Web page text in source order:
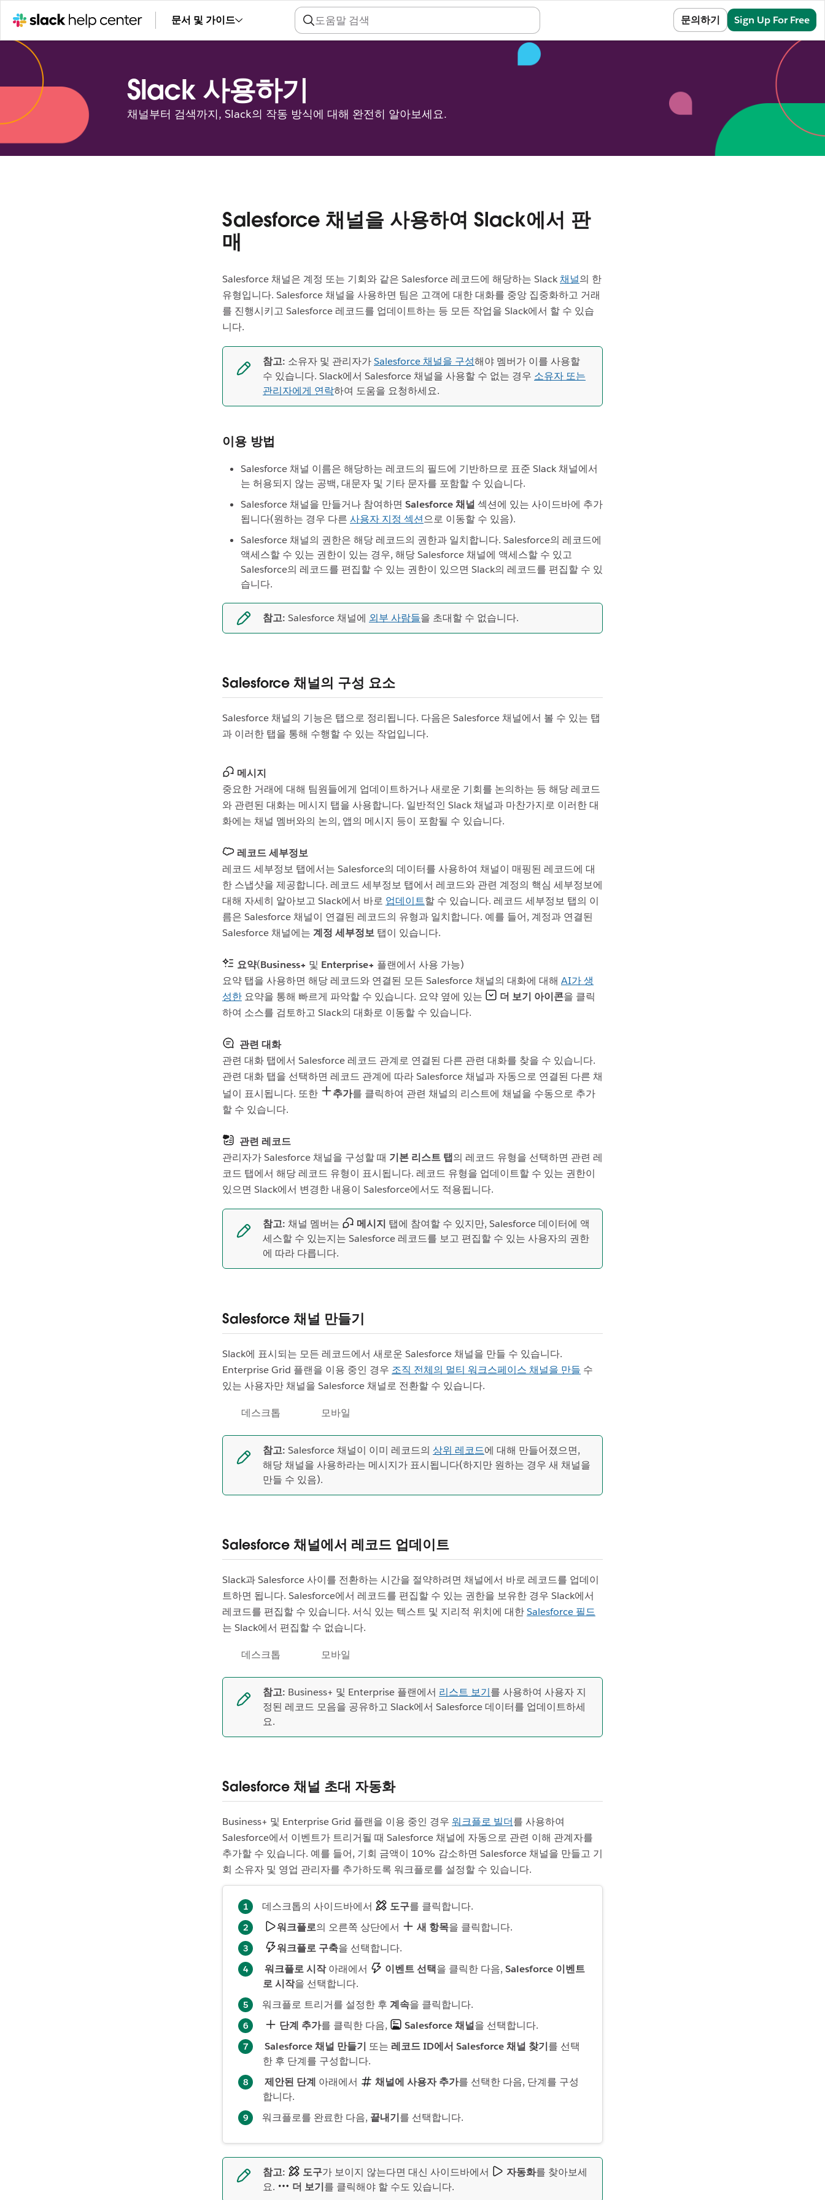
문서 및 가이드 문의하기 Sign Up For Free
Slack 사용하기
채널부터 검색까지, Slack의 작동 방식에 대해 완전히 알아보세요.
Salesforce 채널을 사용하여 Slack에서 판
매
Salesforce 채널은 계정 또는 기회와 같은 Salesforce 레코드에 해당하는 Slack채널의 한
유형입니다. Salesforce 채널을 사용하면 팀은 고객에 대한 대화를 중앙 집중화하고 거래
를 진행시키고 Salesforce 레코드를 업데이트하는 등 모든 작업을 Slack에서 할 수 있습
니다.
참고: 소유자 및 관리자가Salesforce 채널을 구성해야 멤버가 이를 사용할
수 있습니다. Slack에서 Salesforce 채널을 사용할 수 없는 경우 소유자 또는
관리자에게 연락하여 도움을 요청하세요.
이용 방법
Salesforce 채널 이름은 해당하는 레코드의 필드에 기반하므로 표준 Slack 채널에서
는 허용되지 않는 공백, 대문자 및 기타 문자를 포함할 수 있습니다.
Salesforce 채널을 만들거나 참여하면 Salesforce 채널 섹션에 있는 사이드바에 추가
됩니다(원하는 경우 다른 사용자 지정 섹션으로 이동할 수 있음).
Salesforce 채널의 권한은 해당 레코드의 권한과 일치합니다. Salesforce의 레코드에
액세스할 수 있는 권한이 있는 경우, 해당 Salesforce 채널에 액세스할 수 있고
Salesforce의 레코드를 편집할 수 있는 권한이 있으면 Slack의 레코드를 편집할 수 있
습니다.
참고: Salesforce 채널에 외부 사람들을 초대할 수 없습니다.
Salesforce 채널의 구성 요소
Salesforce 채널의 기능은 탭으로 정리됩니다. 다음은 Salesforce 채널에서 볼 수 있는 탭
과 이러한 탭을 통해 수행할 수 있는 작업입니다.
메시지
중요한 거래에 대해 팀원들에게 업데이트하거나 새로운 기회를 논의하는 등 해당 레코드
와 관련된 대화는 메시지 탭을 사용합니다. 일반적인 Slack 채널과 마찬가지로 이러한 대
화에는 채널 멤버와의 논의, 앱의 메시지 등이 포함될 수 있습니다.
레코드 세부정보
레코드 세부정보 탭에서는 Salesforce의 데이터를 사용하여 채널이 매핑된 레코드에 대
한 스냅샷을 제공합니다. 레코드 세부정보 탭에서 레코드와 관련 계정의 핵심 세부정보에
대해 자세히 알아보고 Slack에서 바로 업데이트할 수 있습니다. 레코드 세부정보 탭의 이
름은 Salesforce 채널이 연결된 레코드의 유형과 일치합니다. 예를 들어, 계정과 연결된
Salesforce 채널에는 계정 세부정보 탭이 있습니다.
요약(Business+ 및 Enterprise+ 플랜에서 사용 가능)
요약 탭을 사용하면 해당 레코드와 연결된 모든 Salesforce 채널의 대화에 대해 AI가 생
성한 요약을 통해 빠르게 파악할 수 있습니다. 요약 옆에 있는 더 보기 아이콘을 클릭
하여 소스를 검토하고 Slack의 대화로 이동할 수 있습니다.
관련 대화
관련 대화 탭에서 Salesforce 레코드 관계로 연결된 다른 관련 대화를 찾을 수 있습니다.
관련 대화 탭을 선택하면 레코드 관계에 따라 Salesforce 채널과 자동으로 연결된 다른 채
널이 표시됩니다. 또한
추가를 클릭하여 관련 채널의 리스트에 채널을 수동으로 추가
할 수 있습니다.
관련 레코드
관리자가 Salesforce 채널을 구성할 때 기본 리스트 탭의 레코드 유형을 선택하면 관련 레
코드 탭에서 해당 레코드 유형이 표시됩니다. 레코드 유형을 업데이트할 수 있는 권한이
있으면 Slack에서 변경한 내용이 Salesforce에서도 적용됩니다.
참고: 채널 멤버는 메시지 탭에 참여할 수 있지만, Salesforce 데이터에 액
세스할 수 있는지는 Salesforce 레코드를 보고 편집할 수 있는 사용자의 권한
에 따라 다릅니다.
Salesforce 채널 만들기
Slack에 표시되는 모든 레코드에서 새로운 Salesforce 채널을 만들 수 있습니다.
Enterprise Grid 플랜을 이용 중인 경우 조직 전체의 멀티 워크스페이스 채널을 만들 수
있는 사용자만 채널을 Salesforce 채널로 전환할 수 있습니다.
데스크톱 모바일
참고: Salesforce 채널이 이미 레코드의 상위 레코드에 대해 만들어졌으면,
해당 채널을 사용하라는 메시지가 표시됩니다(하지만 원하는 경우 새 채널을
만들 수 있음).
Salesforce 채널에서 레코드 업데이트
Slack과 Salesforce 사이를 전환하는 시간을 절약하려면 채널에서 바로 레코드를 업데이
트하면 됩니다. Salesforce에서 레코드를 편집할 수 있는 권한을 보유한 경우 Slack에서
레코드를 편집할 수 있습니다. 서식 있는 텍스트 및 지리적 위치에 대한Salesforce 필드
는 Slack에서 편집할 수 없습니다.
데스크톱 모바일
참고: Business+ 및 Enterprise 플랜에서 리스트 보기를 사용하여 사용자 지
정된 레코드 모음을 공유하고 Slack에서 Salesforce 데이터를 업데이트하세
요.
Salesforce 채널 초대 자동화
Business+ 및 Enterprise Grid 플랜을 이용 중인 경우 워크플로 빌더를 사용하여
Salesforce에서 이벤트가 트리거될 때 Salesforce 채널에 자동으로 관련 이해 관계자를
추가할 수 있습니다. 예를 들어, 기회 금액이 10% 감소하면 Salesforce 채널을 만들고 기
회 소유자 및 영업 관리자를 추가하도록 워크플로를 설정할 수 있습니다.
데스크톱의 사이드바에서 도구를 클릭합니다.
워크플로의 오른쪽 상단에서 새 항목을 클릭합니다.
워크플로 구축을 선택합니다.
워크플로 시작아래에서 이벤트 선택을 클릭한 다음, Salesforce 이벤트
로 시작을 선택합니다.
워크플로 트리거를 설정한 후 계속을 클릭합니다.
단계 추가를 클릭한 다음, Salesforce 채널을 선택합니다.
Salesforce 채널 만들기 또는 레코드 ID에서 Salesforce 채널 찾기를 선택
한 후 단계를 구성합니다.
제안된 단계 아래에서 채널에 사용자 추가를 선택한 다음, 단계를 구성
합니다.
워크플로를 완료한 다음, 끝내기를 선택합니다.
참고: 도구가 보이지 않는다면 대신 사이드바에서 자동화를 찾아보세
요.
더 보기를 클릭해야 할 수도 있습니다.